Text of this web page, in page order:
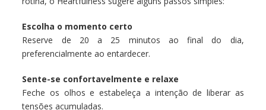
Escolha o momento certo
Reserve de 20 a 25 minutos ao final do dia,
preferencialmente ao entardecer.
Sente-se confortavelmente e relaxe
Feche os olhos e estabeleça a intenção de liberar as
tensões acumuladas.